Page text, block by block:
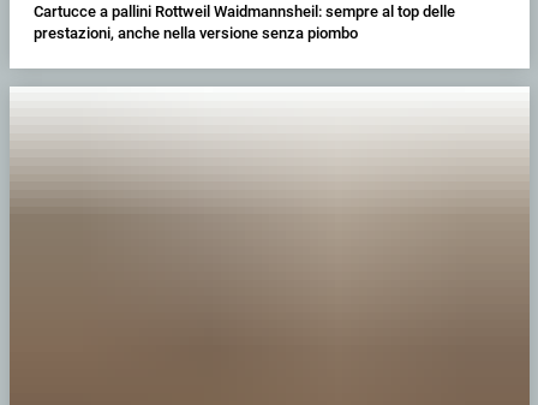
Cartucce a pallini Rottweil Waidmannsheil: sempre al top delle
prestazioni, anche nella versione senza piombo